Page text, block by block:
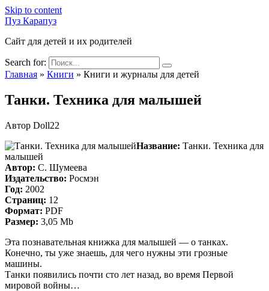
Skip to content
Пуз Карапуз
Сайт для детей и их родителей
Search for:
Главная » Книги » Книги и журналы для детей
Танки. Техника для малышей
Автор Doll22
Название: Танки. Техника для
малышей
Автор: С. Шумеева
Издательство: Росмэн
Год: 2002
Страниц: 12
Формат: PDF
Размер: 3,05 Mb
Эта познавательная книжка для малышей — о танках.
Конечно, ты уже знаешь, для чего нужны эти грозные
машины.
Танки появились почти сто лет назад, во время Первой
мировой войны…